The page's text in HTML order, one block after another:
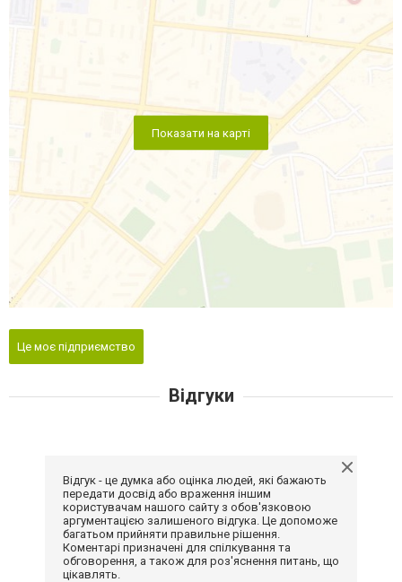
Показати на карті
Це моє підприємство
Відгуки
Відгук - це думка або оцінка людей, які бажають
передати досвід або враження іншим
користувачам нашого сайту з обов'язковою
аргументацією залишеного відгука. Це допоможе
багатьом прийняти правильне рішення.
Коментарі призначені для спілкування та
обговорення, а також для роз'яснення питань, що
цікавлять.